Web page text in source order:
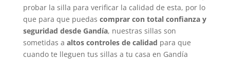
probar la silla para verificar la calidad de esta, por lo
que para que puedas comprar con total confianza y
seguridad desde Gandía, nuestras sillas son
sometidas a altos controles de calidad para que
cuando te lleguen tus sillas a tu casa en Gandía